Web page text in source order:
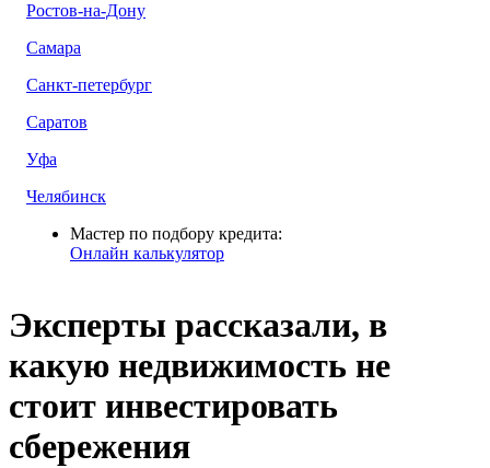
Ростов-на-Дону
Самара
Санкт-петербург
Саратов
Уфа
Челябинск
Мастер по подбору кредита:
Онлайн калькулятор
Эксперты рассказали, в
какую недвижимость не
стоит инвестировать
сбережения